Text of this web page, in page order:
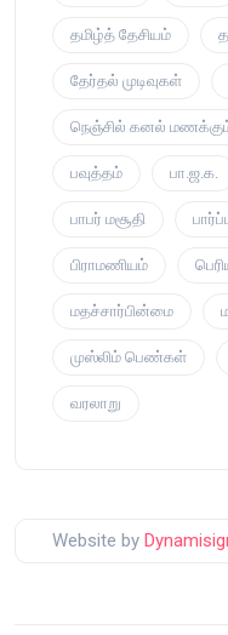
தமிழ்த் தேசியம்
தேர்தல் முடிவுகள்
நெஞ்சில் கனல்
பவுத்தம் பா.ஜ.க.
பாபர் மசூதி
பிராமணியம்
மதச்சார்பின்மை
முஸ்லிம் பெண்கள்
வரலாறு
Website by